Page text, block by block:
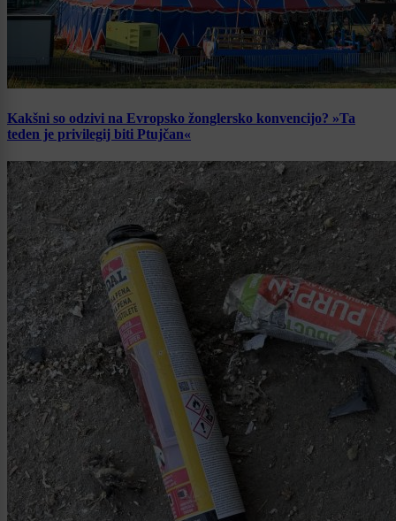
Kakšni so odzivi na Evropsko žonglersko konvencijo? »Ta
teden je privilegij biti Ptujčan«